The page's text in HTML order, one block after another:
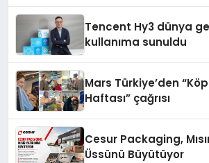
Tencent Hy3 dünya
kullanıma sunuldu
Mars Türkiye’den
Haftası” çağrısı
Cesur Packaging,
Üssünü Büyütüyor